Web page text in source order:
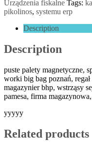
Urządzenia fiskalne Tags:
pikolinos, systemu erp
Description
Description
puste palety magnetyczne,
worki big bag poznań,
magazynier bhp, wstrząsy
pamesa, firma
yyyyy
Related products